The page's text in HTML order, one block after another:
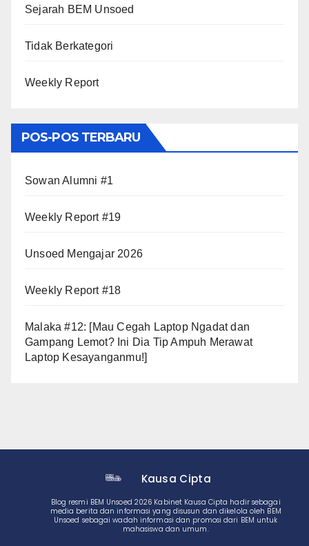
Sejarah BEM Unsoed
Tidak Berkategori
Weekly Report
POS-POS TERBARU
Sowan Alumni #1
Weekly Report #19
Unsoed Mengajar 2026
Weekly Report #18
Malaka #12: [Mau Cegah Laptop Ngadat dan
Gampang Lemot? Ini Dia Tip Ampuh Merawat
Laptop Kesayanganmu!]
Kausa Cipta
Blog resmi BEM Unsoed 2026 Kabinet Kausa Cipta hadir sebagai
media berita dan informasi yang disusun dan dikelola oleh BEM
Unsoed sebagai wadah informasi dan promosi dari BEM untuk
mahasiswa dan umum.